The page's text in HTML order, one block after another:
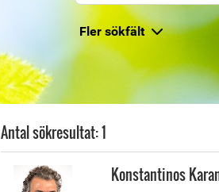
Fler sökfält
Antal sökresultat: 1
Konstantinos